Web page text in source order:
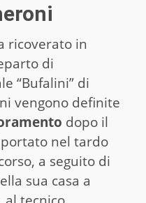
ricoverato in
di
“Bufalini” di
vengono definite
dopo il
nel tardo
a seguito di
sua casa a